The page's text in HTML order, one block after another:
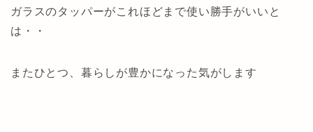
ガラスのタッパーがこれほどまで使い勝手がいいと
は・・
またひとつ、暮らしが豊かになった気がします